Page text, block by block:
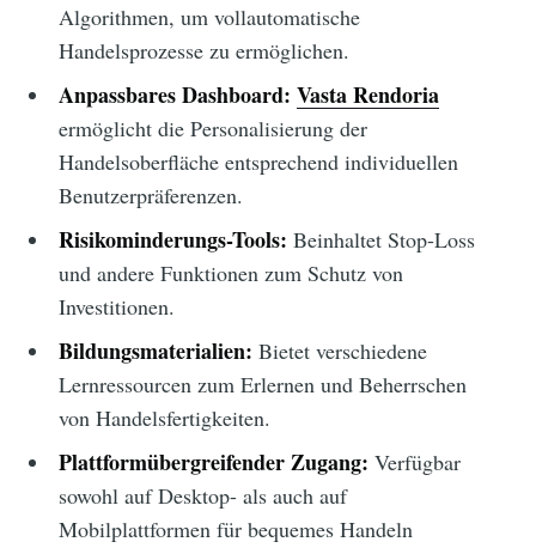
Algorithmen, um vollautomatische
Handelsprozesse zu ermöglichen.
Anpassbares Dashboard: Vasta Rendoria
ermöglicht die Personalisierung der
Handelsoberfläche entsprechend individuellen
Benutzerpräferenzen.
Risikominderungs-Tools: Beinhaltet Stop-Loss
und andere Funktionen zum Schutz von
Investitionen.
Bildungsmaterialien: Bietet verschiedene
Lernressourcen zum Erlernen und Beherrschen
von Handelsfertigkeiten.
Plattformübergreifender Zugang: Verfügbar
sowohl auf Desktop- als auch auf
Mobilplattformen für bequemes Handeln